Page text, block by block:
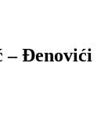
– Đenovići